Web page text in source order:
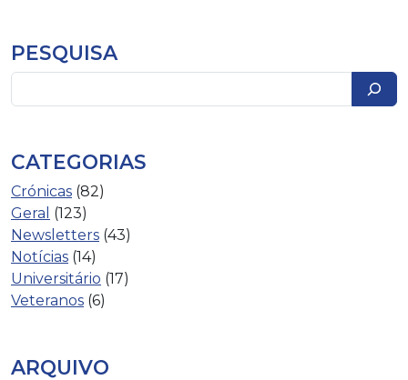
PESQUISA
CATEGORIAS
Crónicas (82)
Geral (123)
Newsletters (43)
Notícias (14)
Universitário (17)
Veteranos (6)
ARQUIVO